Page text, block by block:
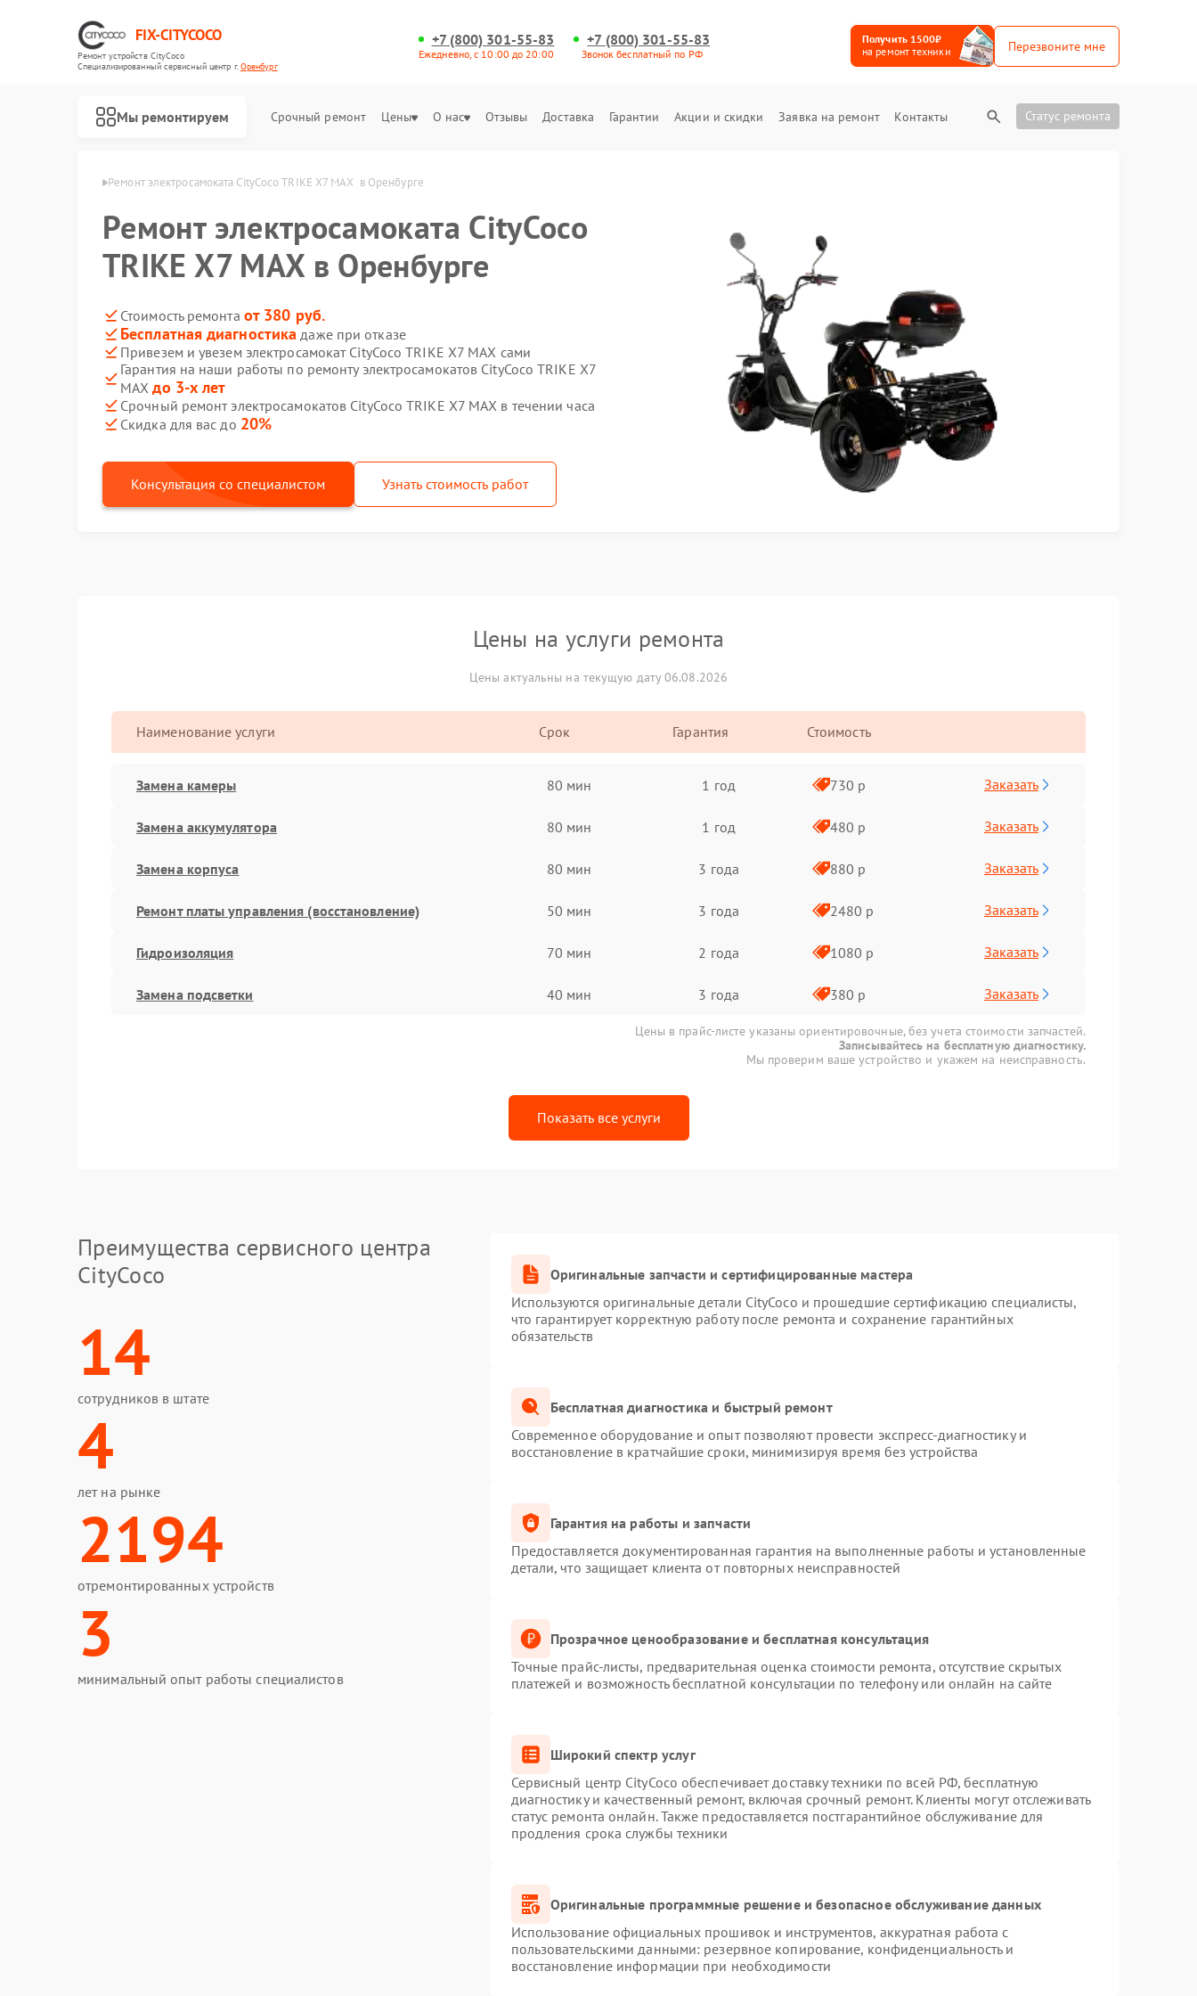
FIX-CITYCOCO
Ремонт устройств CityCoco
Специализированный cервисный центр г.Оренбург
+7 (800) 301-55-83
Ежедневно, с 10:00 до 20:00
+7 (800) 301-55-83
Звонок бесплатный по РФ
Получить 1500₽
на ремонт техники
Перезвоните мне
Мы ремонтируем Срочный ремонт Цены О нас Отзывы Доставка Гарантии Акции и скидки Заявка на ремонт Контакты Статус ремонта
в Оренбурге Ремонт электросамоката CityCoco TRIKE X7 MAX  в Оренбурге
Ремонт электросамоката CityCoco
TRIKE X7 MAX в Оренбурге
Стоимость ремонта от 380 руб.
Бесплатная диагностика даже при отказе
Привезем и увезем электросамокат CityCoco TRIKE X7 MAX сами
Гарантия на наши работы по ремонту электросамокатов CityCoco TRIKE X7
MAXдо 3-х лет
Срочный ремонт электросамокатов CityCoco TRIKE X7 MAX в течении часа
Скидка для вас до 20%
Консультация со специалистом Узнать стоимость работ
Цены на услуги ремонта
Цены актуальны на текущую дату 06.08.2026
Наименование услуги Срок Гарантия Стоимость
Замена камеры 80 мин 1 год 730 р Заказать
Замена аккумулятора 80 мин 1 год 480 р Заказать
Замена корпуса 80 мин 3 года 880 р Заказать
Ремонт платы управления (восстановление) 50 мин 3 года 2480 р Заказать
Гидроизоляция 70 мин 2 года 1080 р Заказать
Замена подсветки 40 мин 3 года 380 р Заказать
Цены в прайс-листе указаны ориентировочные, без учета стоимости запчастей.
Записывайтесь на бесплатную диагностику.
Мы проверим ваше устройство и укажем на неисправность.
Показать все услуги
Преимущества сервисного центра
CityCoco
14
сотрудников в штате
4
лет на рынке
2194
отремонтированных устройств
3
минимальный опыт работы специалистов
Оригинальные запчасти и сертифицированные мастера
Используются оригинальные детали CityCoco и прошедшие сертификацию специалисты,
что гарантирует корректную работу после ремонта и сохранение гарантийных
обязательств
Бесплатная диагностика и быстрый ремонт
Современное оборудование и опыт позволяют провести экспресс-диагностику и
восстановление в кратчайшие сроки, минимизируя время без устройства
Гарантия на работы и запчасти
Предоставляется документированная гарантия на выполненные работы и установленные
детали, что защищает клиента от повторных неисправностей
Прозрачное ценообразование и бесплатная консультация
Точные прайс-листы, предварительная оценка стоимости ремонта, отсутствие скрытых
платежей и возможность бесплатной консультации по телефону или онлайн на сайте
Широкий спектр услуг
Сервисный центр CityCoco обеспечивает доставку техники по всей РФ, бесплатную
диагностику и качественный ремонт, включая срочный ремонт. Клиенты могут отслеживать
статус ремонта онлайн. Также предоставляется постгарантийное обслуживание для
продления срока службы техники
Оригинальные программные решение и безопасное обслуживание данных
Использование официальных прошивок и инструментов, аккуратная работа с
пользовательскими данными: резервное копирование, конфиденциальность и
восстановление информации при необходимости